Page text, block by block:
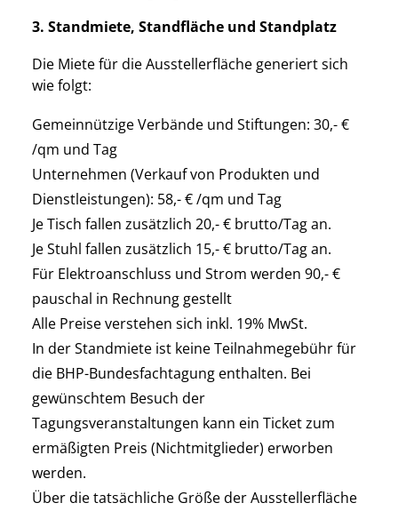
3. Standmiete, Standfläche und Standplatz
Die Miete für die Ausstellerfläche generiert sich
wie folgt:
Gemeinnützige Verbände und Stiftungen: 30,- €
/qm und Tag
Unternehmen (Verkauf von Produkten und
Dienstleistungen): 58,- € /qm und Tag
Je Tisch fallen zusätzlich 20,- € brutto/Tag an.
Je Stuhl fallen zusätzlich 15,- € brutto/Tag an.
Für Elektroanschluss und Strom werden 90,- €
pauschal in Rechnung gestellt
Alle Preise verstehen sich inkl. 19% MwSt.
In der Standmiete ist keine Teilnahmegebühr für
die BHP-Bundesfachtagung enthalten. Bei
gewünschtem Besuch der
Tagungsveranstaltungen kann ein Ticket zum
ermäßigten Preis (Nichtmitglieder) erworben
werden.
Über die tatsächliche Größe der Ausstellerfläche